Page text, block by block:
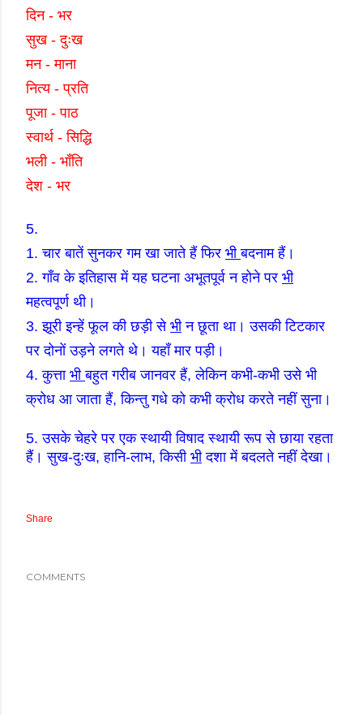
दिन- भर
सुख-दुःख
मन-माना
नित्य-प्रति
पूजा-पाठ
स्वार्थ -सिद्धि
भली- भाँति
देश - भर
5.
1.चार बातें सुनकर गम खा जाते हैं फिर भीबदनाम हैं।
2.गाँव के इतिहास में यह घटना अभूतपूर्व न होने पर भी
महत्वपूर्ण थी।
3.झूरी इन्हें फूल की छड़ी से भीन छूता था। उसकी टिटकार
पर दोनों उड़ने लगते थे। यहाँ मार पड़ी।
4.कुत्ता भीबहुत गरीब जानवर हैं,लेकिन कभी-कभी उसे भी
क्रोध आ जाता हैं,किन्तु गधे को कभी क्रोध करते नहीं सुना।
5.उसके चेहरे पर एक स्थायी विषाद स्थायी रूप से छाया रहता
हैं। सुख-दुःख,हानि-लाभ,किसी भीदशा में बदलते नहीं देखा।
Share
COMMENTS